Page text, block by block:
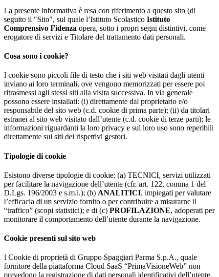
La presente informativa è resa con riferimento a questo sito (di
seguito il "Sito", sul quale l’Istituto Scolastico Istituto
Comprensivo Fidenza opera, sotto i propri segni distintivi, come
erogatore di servizi e Titolare del trattamento dati personali.
Cosa sono i cookie?
I cookie sono piccoli file di testo che i siti web visitati dagli utenti
inviano ai loro terminali, ove vengono memorizzati per essere poi
ritrasmessi agli stessi siti alla visita successiva. In via generale
possono essere installati: (i) direttamente dal proprietario e/o
responsabile del sito web (c.d. cookie di prima parte); (ii) da titolari
estranei al sito web visitato dall’utente (c.d. cookie di terze parti); le
informazioni riguardanti la loro privacy e sul loro uso sono reperibili
direttamente sui siti dei rispettivi gestori.
Tipologie di cookie
Esistono diverse tipologie di cookie: (a) TECNICI, servizi utilizzati
per facilitare la navigazione dell’utente (cfr. art. 122, comma 1 del
D.Lgs. 196/2003 e s.m.i.); (b) ANALITICI, impiegati per valutare
l’efficacia di un servizio fornito o per contribuire a misurarne il
“traffico” (scopi statistici); e di (c) PROFILAZIONE, adoperati per
monitorare il comportamento dell’utente durante la navigazione.
Cookie presenti sul sito web
I Cookie di proprietà di Gruppo Spaggiari Parma S.p.A., quale
fornitore della piattaforma Cloud SaaS “PrimaVisioneWeb” non
prevedono la registrazione di dati personali identificativi dell’utente,